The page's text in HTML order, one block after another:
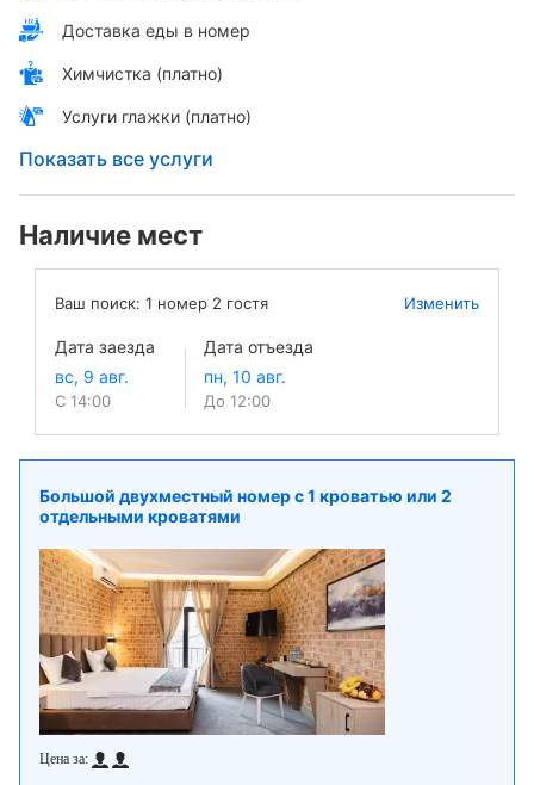
Доставка еды в номер
Химчистка (платно)
Услуги глажки (платно)
Показать все услуги
Наличие мест
Ваш поиск: 1 номер 2 гостя Изменить
Дата заезда
С 14:00
Дата отъезда
До 12:00
Большой двухместный номер c 1 кроватью или 2
отдельными кроватями